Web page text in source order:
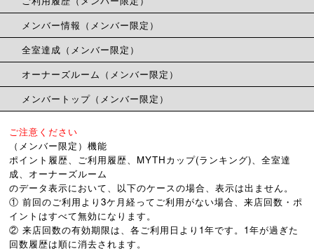
メンバー情報（メンバー限定）
全室達成（メンバー限定）
オーナーズルーム（メンバー限定）
メンバートップ（メンバー限定）
ご注意ください
（メンバー限定）機能
ポイント履歴、ご利用履歴、MYTHカップ(ランキング)、全室達
成、オーナーズルーム
のデータ表示において、以下のケースの場合、表示は出ません。
① 前回のご利用より3ケ月経ってご利用がない場合、来店回数・ポ
イントはすべて無効になります。
② 来店回数の有効期限は、各ご利用日より1年です。1年が過ぎた
回数履歴は順に消去されます。